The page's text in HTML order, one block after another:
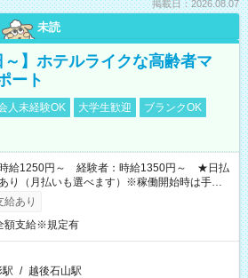
掲載日：2026.08.07
未読
】ホテルライクな高齢者マ
ート
人未経験OK 大学生歓迎
ブランクOK
時給1250円～ 経験者：時給1350円～ ★日払
り（月払いも選べます）※稼働開始時は手続き
いとなります。
給あり
額支給※規定有
駅 / 越後石山駅